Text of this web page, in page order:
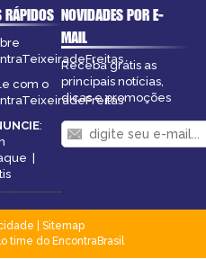
RÁPIDOS
com o
:
NOVIDADES POR E-
MAIL
Receba grátis as
principais notícias,
dicas e promoções
Sitemap
time do EncontraBrasil